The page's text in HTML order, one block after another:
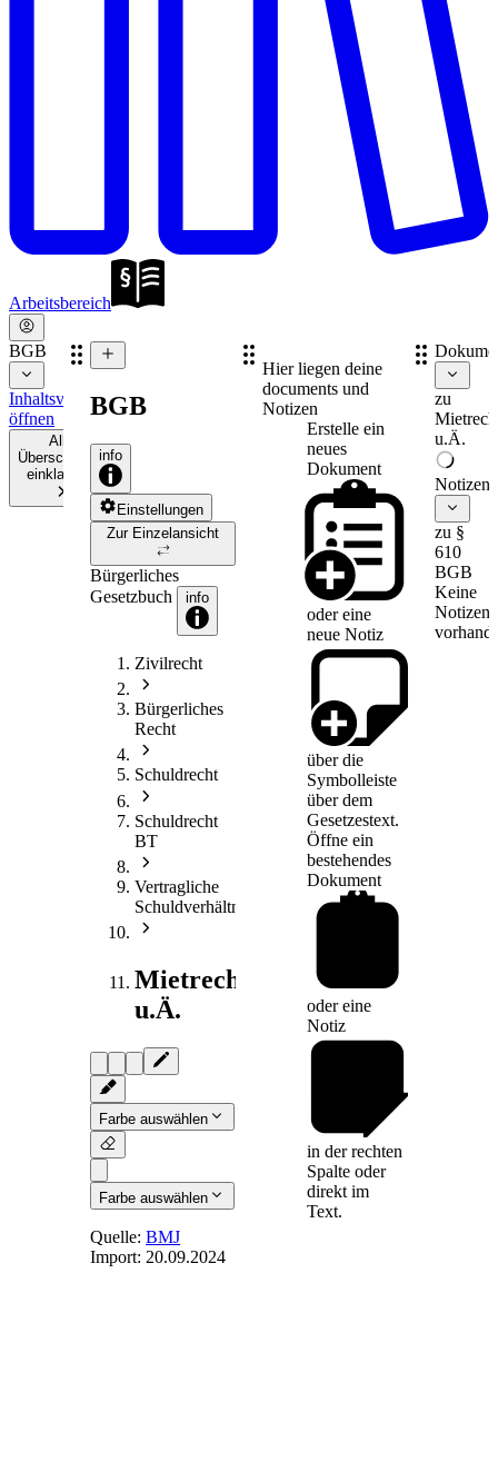
Arbeitsbereich
BGB
Inhaltsverzeichnis
öffnen
Alle
Überschriften
einklappen
BGB
info
Einstellungen
Zur Einzelansicht
Bürgerliches
Gesetzbuch
info
Zivilrecht
Bürgerliches
Recht
Schuldrecht
Schuldrecht
BT
Vertragliche
Schuldverhältnisse
Mietrecht
u.Ä.
Farbe auswählen
Farbe auswählen
Quelle:BMJ
Import: 20.09.2024
Hier liegen deine
documents und
Notizen
Erstelle ein
neues
Dokument
oder eine
neue Notiz
über die
Symbolleiste
über dem
Gesetzestext.
Öffne ein
bestehendes
Dokument
oder eine
Notiz
in der rechten
Spalte oder
direkt im
Text.
zu
u.Ä.
Notizen
zu §
610
BGB
Keine
Notizen